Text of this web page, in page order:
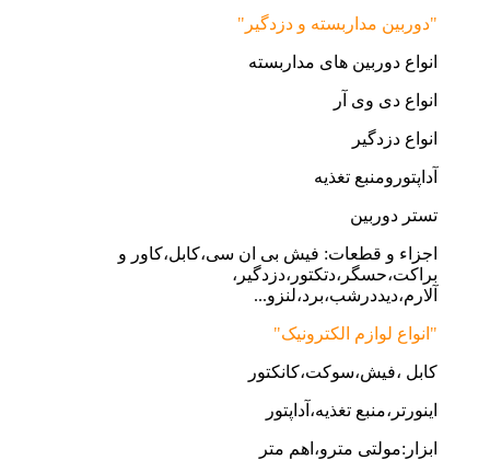
"دوربین مداربسته و دزدگیر"
انواع دوربین های مداربسته
انواع دی وی آر
انواع دزدگیر
آداپتورومنبع تغذیه
تستر دوربین
اجزاء و قطعات: فیش بی ان سی،کابل،کاور و
براکت،حسگر،دتکتور،دزدگیر،
آلارم،دیددرشب،برد،لنزو...
"انواع لوازم الکترونیک"
کابل ،فیش،سوکت،کانکتور
اینورتر،منبع تغذیه،آداپتور
ابزار:مولتی مترو،اهم متر